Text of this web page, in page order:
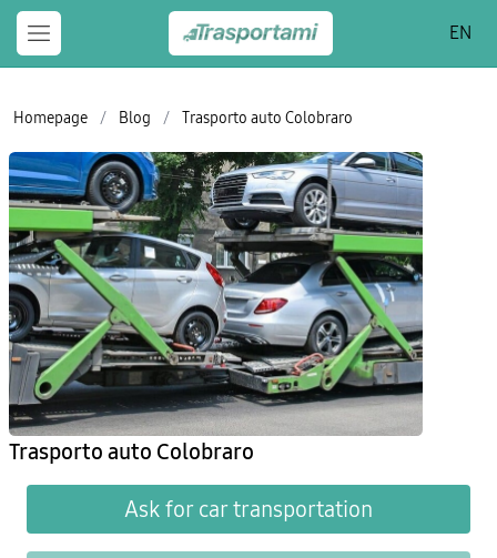
EN
Homepage / Blog / Trasporto auto Colobraro
Trasporto auto Colobraro
Ask for car transportation